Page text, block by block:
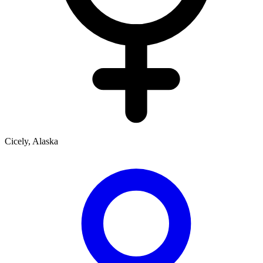
Cicely, Alaska